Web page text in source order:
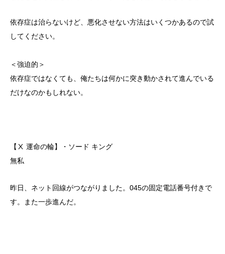
依存症は治らないけど、悪化させない方法はいくつかあるので試
してください。
＜強迫的＞
依存症ではなくても、俺たちは何かに突き動かされて進んでいる
だけなのかもしれない。
【Ⅹ 運命の輪】・ソード キング
無私
昨日、ネット回線がつながりました。045の固定電話番号付きで
す。また一歩進んだ。